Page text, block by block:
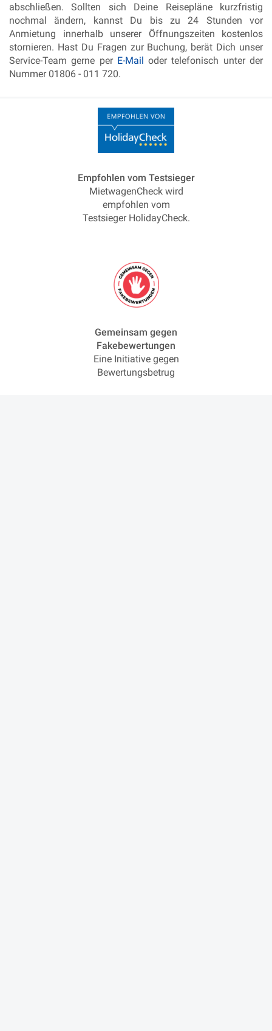
abschließen. Sollten sich Deine Reisepläne kurzfristig
nochmal ändern, kannst Du bis zu 24 Stunden vor
Anmietung innerhalb unserer Öffnungszeiten kostenlos
stornieren. Hast Du Fragen zur Buchung, berät Dich unser
Service-Team gerne per E-Mail oder telefonisch unter der
Nummer 01806 - 011 720.
Empfohlen vom Testsieger
MietwagenCheck wird
empfohlen vom
Testsieger HolidayCheck.
Gemeinsam gegen
Fakebewertungen
Eine Initiative gegen
Bewertungsbetrug